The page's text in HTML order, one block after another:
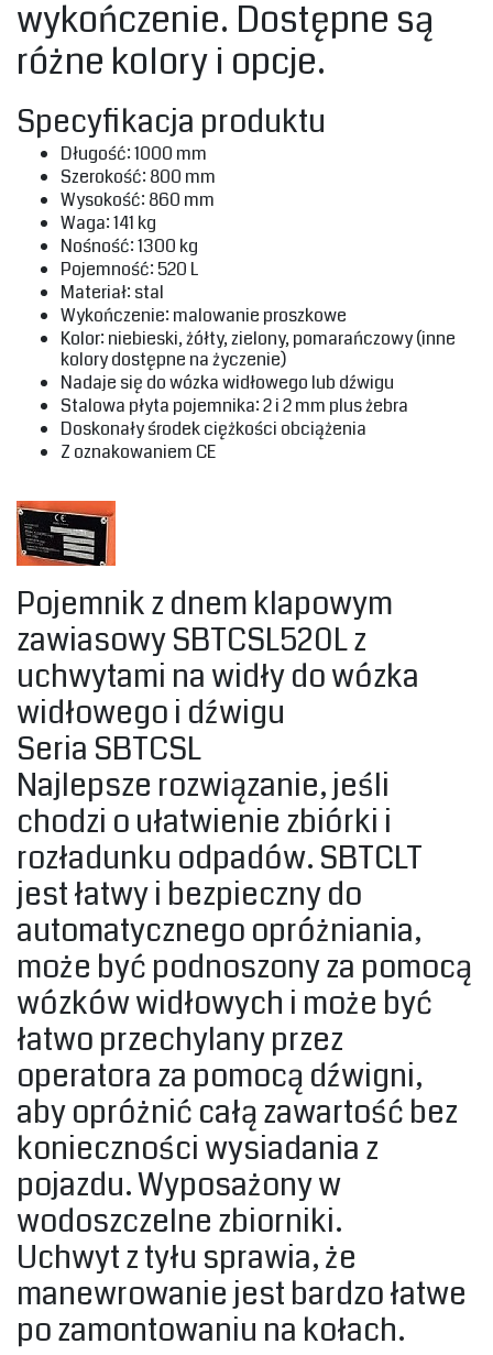
wykończenie. Dostępne są
różne kolory i opcje.‎
‎Specyfikacja produktu‎
‎Długość: 1000 mm ‎
‎Szerokość: 800 mm‎
‎Wysokość: 860 mm ‎
‎Waga: 141 kg‎
‎Nośność: 1300 kg‎
‎Pojemność: 520 L‎
‎Materiał: stal‎
‎Wykończenie: malowanie proszkowe‎
‎Kolor: niebieski, żółty, zielony, pomarańczowy (inne
kolory dostępne na życzenie)‎
‎Nadaje się do wózka widłowego lub dźwigu ‎
‎Stalowa płyta pojemnika: 2 i 2 mm plus żebra‎
‎Doskonały środek ciężkości obciążenia‎
‎‎Z oznakowaniem CE
Pojemnik z dnem klapowym
zawiasowy SBTCSL520L z
uchwytami na widły do wózka
widłowego i dźwigu
Seria SBTCSL
Najlepsze‎ rozwiązanie, jeśli
chodzi o ułatwienie zbiórki i
rozładunku odpadów. SBTCLT
jest łatwy i bezpieczny do
automatycznego opróżniania,
może być podnoszony za pomocą
wózków widłowych i może być
łatwo przechylany przez
operatora za pomocą dźwigni,
aby opróżnić całą zawartość bez
konieczności wysiadania z
pojazdu. Wyposażony w
wodoszczelne zbiorniki.‎
‎Uchwyt z tyłu sprawia, że
manewrowanie jest bardzo łatwe
po zamontowaniu na kołach.‎